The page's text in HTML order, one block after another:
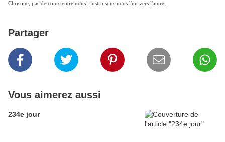
Christine, pas de cours entre nous...instruisons nous l'un vers l'autre...
Partager
Vous aimerez aussi
234e jour